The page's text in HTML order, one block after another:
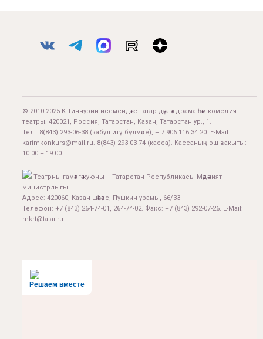
© 2010-2025 К.Тинчурин исемендәге Татар дәүләт драма һәм комедия
театры. 420021, Россия, Татарстан, Казан, Татарстан ур., 1.
Тел.: 8(843) 293-06-38 (кабул итү бүлмәсе), + 7 906 116 34 20. E-Mail:
karimkonkurs@mail.ru. 8(843) 293-03-74 (касса). Кассаның эш вакыты:
10:00 – 19:00.
Театрны гамәлгә куючы – Татарстан Республикасы Мәдәният
министрлыгы.
Адрес: 420060, Казан шәһәре, Пушкин урамы, 66/33
Телефон: +7 (843) 264-74-01, 264-74-02. Факс: +7 (843) 292-07-26. E-Mail:
mkrt@tatar.ru
Решаем вместе